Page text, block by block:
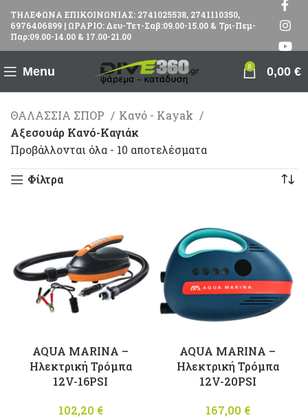
ΤΗΛΕΦΩΝΑ ΕΠΙΚΟΙΝΩΝΙΑΣ: 2741025538, 2741110350,
6976406899 | ΩΡΑΡΙΟ: Δευ-Τετ-Σαβ:09.00-15.00 & Τρι-Πεμ-
Παρ:09.00-14.00 & 17.00-21.00
Menu 0 0,00 €
ΘΑΛΑΣΣΙΑ ΣΠΟΡ
Κανό - Kayak
Αξεσουάρ Κανό-Καγιάκ
Προβάλλονται όλα - 10 αποτελέσματα
Φίλτρα
AQUA MARINA –
Ηλεκτρική Τρόμπα
12V-16PSI
102,20 €
AQUA MARINA –
Ηλεκτρική Τρόμπα
12V-20PSI
167,00 €